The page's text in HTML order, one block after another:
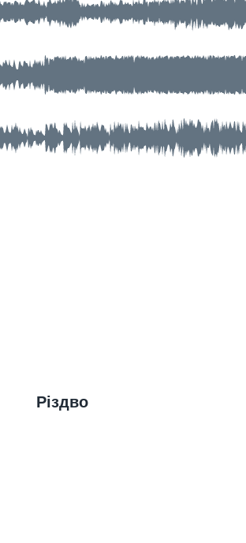
Різдво